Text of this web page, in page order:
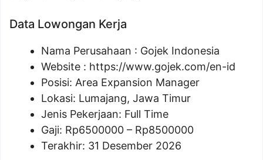
Data Lowongan Kerja
Nama Perusahaan : Gojek Indonesia
Website : https://www.gojek.com/en-id
Posisi: Area Expansion Manager
Lokasi: Lumajang, Jawa Timur
Jenis Pekerjaan: Full Time
Gaji: Rp6500000 – Rp8500000
Terakhir: 31 Desember 2026